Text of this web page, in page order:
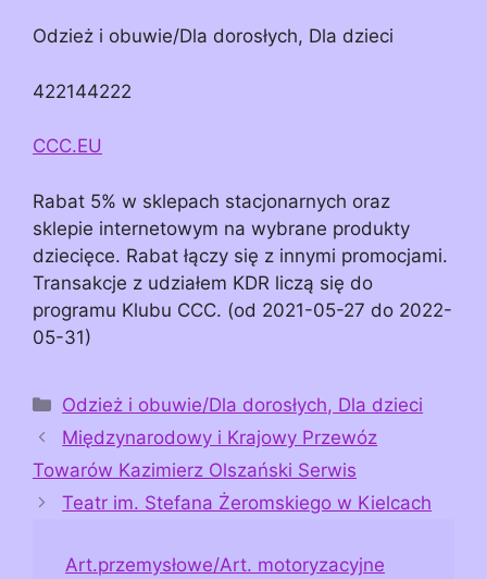
Odzież i obuwie/Dla dorosłych, Dla dzieci
422144222
CCC.EU
Rabat 5% w sklepach stacjonarnych oraz
sklepie internetowym na wybrane produkty
dziecięce. Rabat łączy się z innymi promocjami.
Transakcje z udziałem KDR liczą się do
programu Klubu CCC. (od 2021-05-27 do 2022-
05-31)
Kategorie
Odzież i obuwie/Dla dorosłych, Dla dzieci
Międzynarodowy i Krajowy Przewóz
Towarów Kazimierz Olszański Serwis
Teatr im. Stefana Żeromskiego w Kielcach
Art.przemysłowe/Art. motoryzacyjne